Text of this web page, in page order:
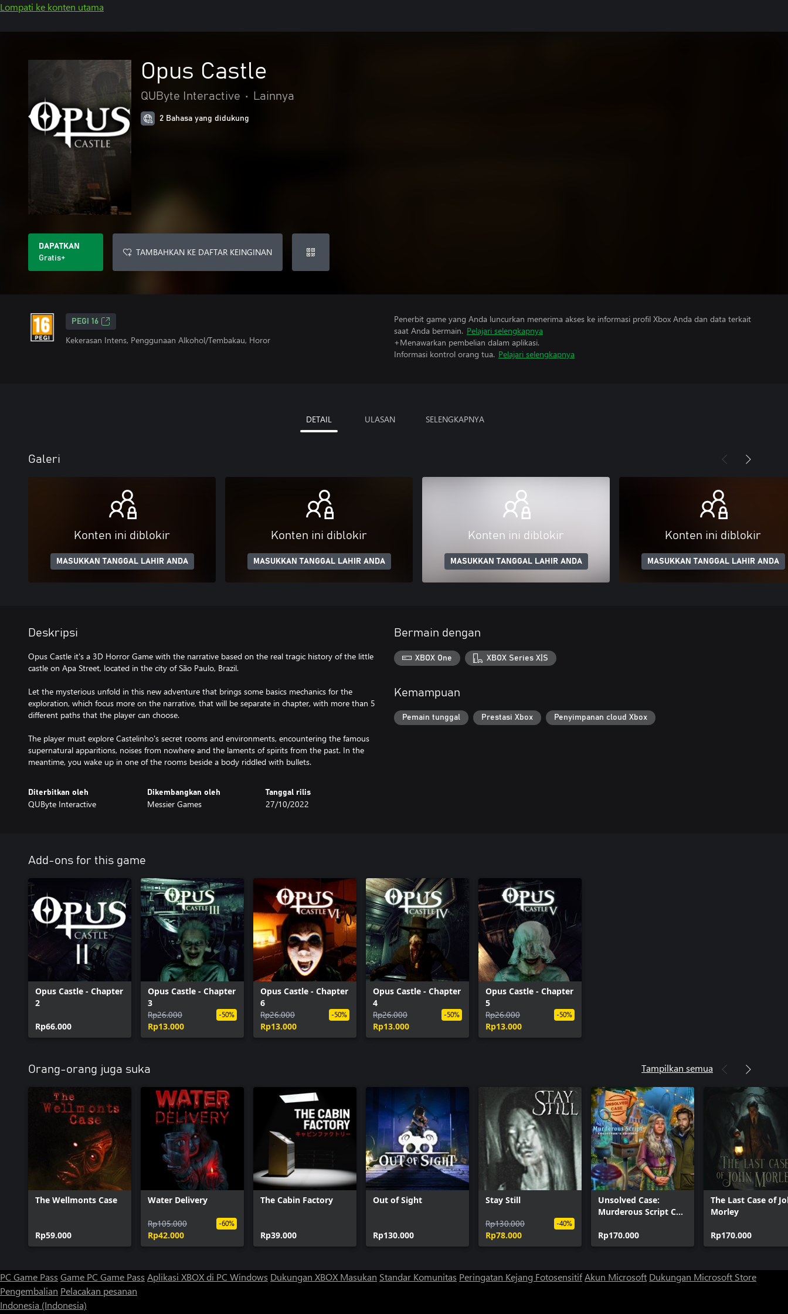
Lompati ke konten utama
Opus Castle
QUByte Interactive • Lainnya
2 Bahasa yang didukung
DAPATKAN
Gratis+
TAMBAHKAN KE DAFTAR KEINGINAN
PEGI 16
Kekerasan Intens, Penggunaan Alkohol/Tembakau, Horor
Penerbit game yang Anda luncurkan menerima akses ke informasi profil Xbox Anda dan data terkait
saat Anda bermain. Pelajari selengkapnya
+Menawarkan pembelian dalam aplikasi.
Informasi kontrol orang tua. Pelajari selengkapnya
DETAIL ULASAN SELENGKAPNYA
Galeri
Konten ini diblokir
MASUKKAN TANGGAL LAHIR ANDA
Konten ini diblokir
MASUKKAN TANGGAL LAHIR ANDA
Konten ini diblokir
MASUKKAN TANGGAL LAHIR ANDA
Konten ini diblokir
MASUKKAN TANGGAL LAHIR ANDA
Deskripsi
Opus Castle it's a 3D Horror Game with the narrative based on the real tragic history of the little
castle on Apa Street, located in the city of São Paulo, Brazil.
Let the mysterious unfold in this new adventure that brings some basics mechanics for the
exploration, which focus more on the narrative, that will be separate in chapter, with more than 5
different paths that the player can choose.
The player must explore Castelinho's secret rooms and environments, encountering the famous
supernatural apparitions, noises from nowhere and the laments of spirits from the past. In the
meantime, you wake up in one of the rooms beside a body riddled with bullets.
Diterbitkan oleh
QUByte Interactive
Dikembangkan oleh
Messier Games
Tanggal rilis
27/10/2022
Bermain dengan
XBOX One XBOX Series X|S
Kemampuan
Pemain tunggal Prestasi Xbox Penyimpanan cloud Xbox
Add-ons for this game
Opus Castle - Chapter
2
Rp66.000
Opus Castle - Chapter
3
Rp26.000
Rp13.000
-50%
Opus Castle - Chapter
6
Rp26.000
Rp13.000
-50%
Opus Castle - Chapter
4
Rp26.000
Rp13.000
-50%
Opus Castle - Chapter
5
Rp26.000
Rp13.000
-50%
Orang-orang juga suka Tampilkan semua
The Wellmonts Case
Rp59.000
Water Delivery
Rp105.000
Rp42.000
-60%
The Cabin Factory
Rp39.000
Out of Sight
Rp130.000
Stay Still
Rp130.000
Rp78.000
-40%
Unsolved Case:
Murderous Script CE
Rp170.000
The Last Case of
Morley
Rp170.000
PC Game Pass Game PC Game Pass Aplikasi XBOX di PC Windows Dukungan XBOX Masukan Standar Komunitas Peringatan Kejang FotosensitifAkun Microsoft Dukungan Microsoft Store
Pengembalian Pelacakan pesanan
Indonesia (Indonesia)